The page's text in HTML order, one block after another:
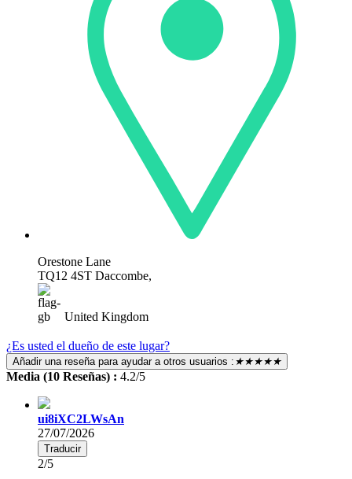
Orestone Lane
TQ12 4ST Daccombe,
United Kingdom
¿Es usted el dueño de este lugar?
Añadir una reseña para ayudar a otros usuarios : ★★★★★
Media (10 Reseñas) : 4.2/5
ui8iXC2LWsAn
27/07/2026
Traducir
2/5